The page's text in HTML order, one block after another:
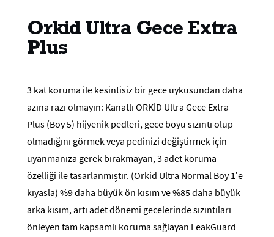
Orkid Ultra Gece Extra
Plus
3 kat koruma ile kesintisiz bir gece uykusundan daha
azına razı olmayın: Kanatlı ORKİD Ultra Gece Extra
Plus (Boy 5) hijyenik pedleri, gece boyu sızıntı olup
olmadığını görmek veya pedinizi değiştirmek için
uyanmanıza gerek bırakmayan, 3 adet koruma
özelliği ile tasarlanmıştır. (Orkid Ultra Normal Boy 1’e
kıyasla) %9 daha büyük ön kısım ve %85 daha büyük
arka kısım, artı adet dönemi gecelerinde sızıntıları
önleyen tam kapsamlı koruma sağlayan LeakGuard